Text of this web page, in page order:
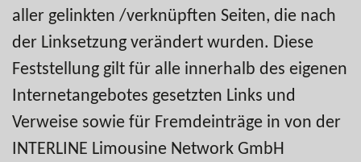
aller gelinkten /verknüpften Seiten, die nach
der Linksetzung verändert wurden. Diese
Feststellung gilt für alle innerhalb des eigenen
Internetangebotes gesetzten Links und
Verweise sowie für Fremdeinträge in von der
INTERLINE Limousine Network GmbH